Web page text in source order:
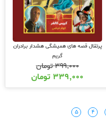
پرتقال قصه های همیشگی هشدار برادران
گریم
۳۹۹,۰۰۰تومان
۳۳۹,۰۰۰ تومان
۴ ۵